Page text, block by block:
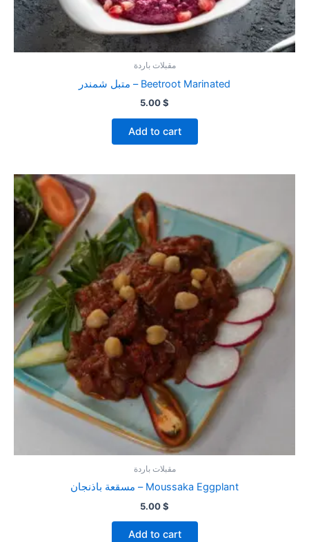
مقبلات باردة
متبل شمندر – Beetroot Marinated
5.00$
Add to cart
مقبلات باردة
مسقعة باذنجان – Moussaka Eggplant
5.00$
Add to cart